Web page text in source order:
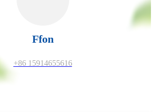
Ffon
+86 15914655616